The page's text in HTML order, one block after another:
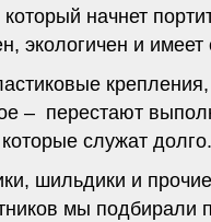
начнет
экологичен и
– перестают
служат
шильдики и
мы подбирали